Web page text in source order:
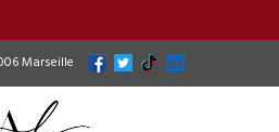
Marseille